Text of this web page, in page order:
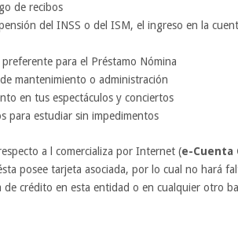
de recibos
del INSS o del ISM, el ingreso en la
para el Préstamo Nómina
mantenimiento o administración
en tus espectáculos y conciertos
para estudiar sin impedimentos
a l comercializa por Internet (e-Cuenta
posee tarjeta asociada, por lo cual no hará
crédito en esta entidad o en cualquier otro